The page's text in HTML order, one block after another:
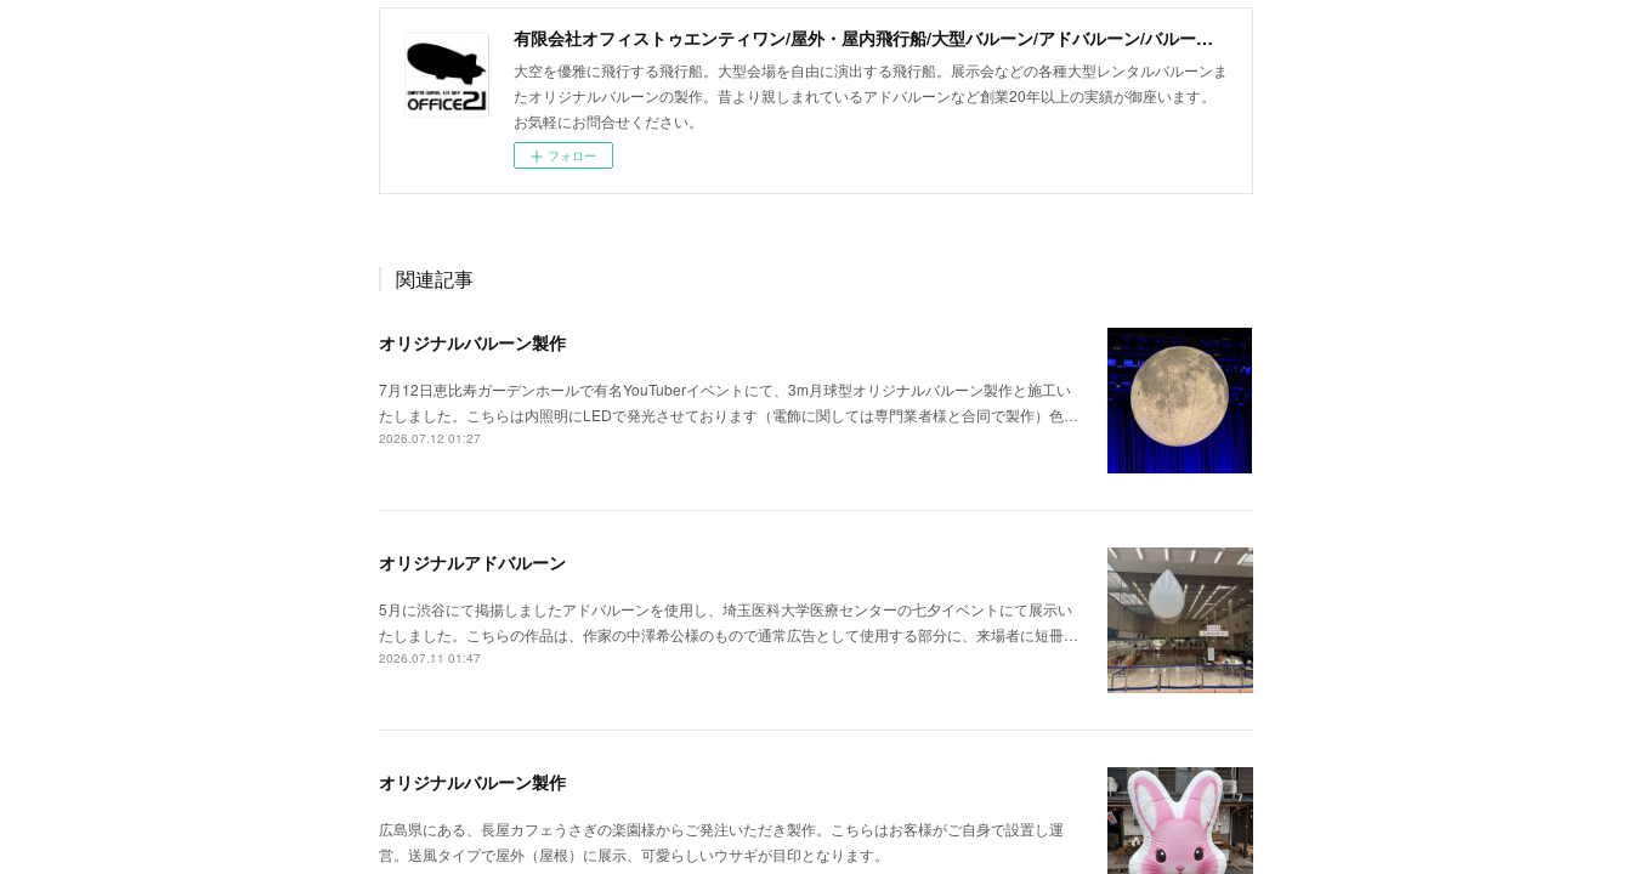
有限会社オフィストゥエンティワン/屋外・屋内飛行船/大型バルーン/アドバルーン/バルーン装飾等イベント装飾
大空を優雅に飛行する飛行船。大型会場を自由に演出する飛行船。展示会などの各種大型レンタルバルーンま
たオリジナルバルーンの製作。昔より親しまれているアドバルーンなど創業20年以上の実績が御座います。
お気軽にお問合せください。
フォロー
関連記事
オリジナルバルーン製作
7月12日恵比寿ガーデンホールで有名YouTuberイベントにて、3m月球型オリジナルバルーン製作と施工い
たしました。こちらは内照明にLEDで発光させております（電飾に関しては専門業者様と合同で製作）色…
2026.07.12 01:27
オリジナルアドバルーン
5月に渋谷にて掲揚しましたアドバルーンを使用し、埼玉医科大学医療センターの七夕イベントにて展示い
たしました。こちらの作品は、作家の中澤希公様のもので通常広告として使用する部分に、来場者に短冊…
2026.07.11 01:47
オリジナルバルーン製作
広島県にある、長屋カフェうさぎの楽園様からご発注いただき製作。こちらはお客様がご自身で設置し運
営。送風タイプで屋外（屋根）に展示、可愛らしいウサギが目印となります。